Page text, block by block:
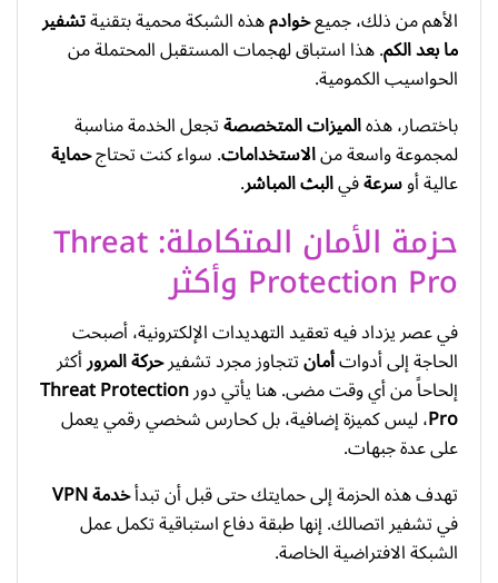
الأهم من ذلك، جميعخوادمهذه الشبكة محمية بتقنيةتشفير
ما بعد الكم. هذا استباق لهجمات المستقبل المحتملة من
الحواسيب الكمومية.
باختصار، هذهالميزات المتخصصةتجعل الخدمة مناسبة
لمجموعة واسعة منالاستخدامات. سواء كنت تحتاجحماية
عالية أوسرعةفيالبث المباشر.
حزمة الأمان المتكاملة: Threat
Protection Pro وأكثر
في عصر يزداد فيه تعقيد التهديدات الإلكترونية، أصبحت
الحاجة إلى أدواتأمانتتجاوز مجرد تشفيرحركة المرورأكثر
إلحاحاً من أي وقت مضى. هنا يأتي دورThreat Protection
Pro، ليس كميزة إضافية، بل كحارس شخصي رقمي يعمل
على عدة جبهات.
تهدف هذه الحزمة إلى حمايتك حتى قبل أن تبدأخدمة VPN
في تشفير اتصالك. إنها طبقة دفاع استباقية تكمل عمل
الشبكة الافتراضية الخاصة.